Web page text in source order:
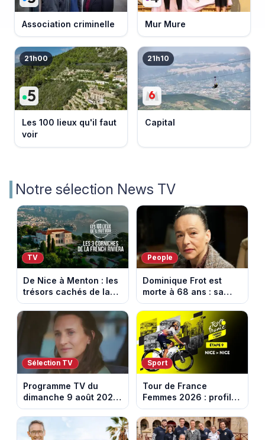
Association criminelle Mur Mure
21h00
Les 100 lieux qu'il faut
voir
21h10
Capital
Notre sélection News TV
TV
De Nice à Menton : les
trésors cachés de la
French Riviera dévoilés
dans les 100 lieux qu'il
faut voir
People
Dominique Frot est
morte à 68 ans : sa
sœur Catherine Frot
annonce la triste
nouvelle
Sélection TV
Programme TV du
dimanche 9 août 2026
: notre sélection pour
votre soirée télé
Sport
Tour de France
Femmes 2026 : profil
et horaires de la
dernière étape à Nice